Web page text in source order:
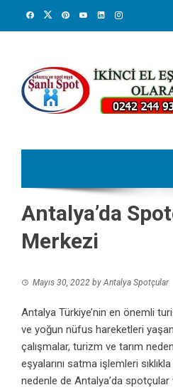
Antalya’da
Merkezi
Mayıs 30, 2022 by Antalya Spotçular
Antalya Türkiye’nin en önemli
ve yoğun nüfus hareketleri
çalışmalar, turizm ve tarım
eşyalarını satma işlemleri
nedenle de Antalya’da spotçular